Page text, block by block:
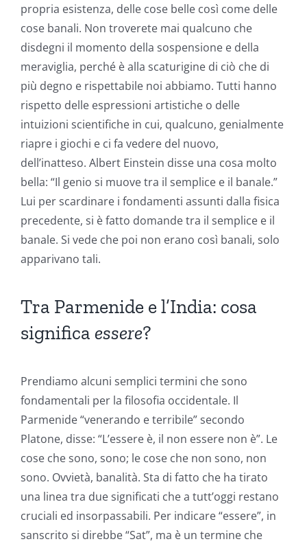
propria esistenza, delle cose belle così come delle
cose banali. Non troverete mai qualcuno che
disdegni il momento della sospensione e della
meraviglia, perché è alla scaturigine di ciò che di
più degno e rispettabile noi abbiamo. Tutti hanno
rispetto delle espressioni artistiche o delle
intuizioni scientifiche in cui, qualcuno, genialmente
riapre i giochi e ci fa vedere del nuovo,
dell’inatteso. Albert Einstein disse una cosa molto
bella: “Il genio si muove tra il semplice e il banale.”
Lui per scardinare i fondamenti assunti dalla fisica
precedente, si è fatto domande tra il semplice e il
banale. Si vede che poi non erano così banali, solo
apparivano tali.
Tra Parmenide e l’India: cosa
significa essere?
Prendiamo alcuni semplici termini che sono
fondamentali per la filosofia occidentale. Il
Parmenide “venerando e terribile” secondo
Platone, disse: “L’essere è, il non essere non è”. Le
cose che sono, sono; le cose che non sono, non
sono. Ovvietà, banalità. Sta di fatto che ha tirato
una linea tra due significati che a tutt’oggi restano
cruciali ed insorpassabili. Per indicare “essere”, in
sanscrito si direbbe “Sat”, ma è un termine che